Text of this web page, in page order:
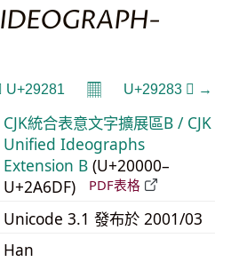
U+29281 𝄜 U+29283 𩊃 →
CJK統合表意文字擴展區B / CJK
Unified Ideographs
Extension B (U+20000–
U+2A6DF)
PDF表格
Unicode 3.1 發布於 2001/03
Han